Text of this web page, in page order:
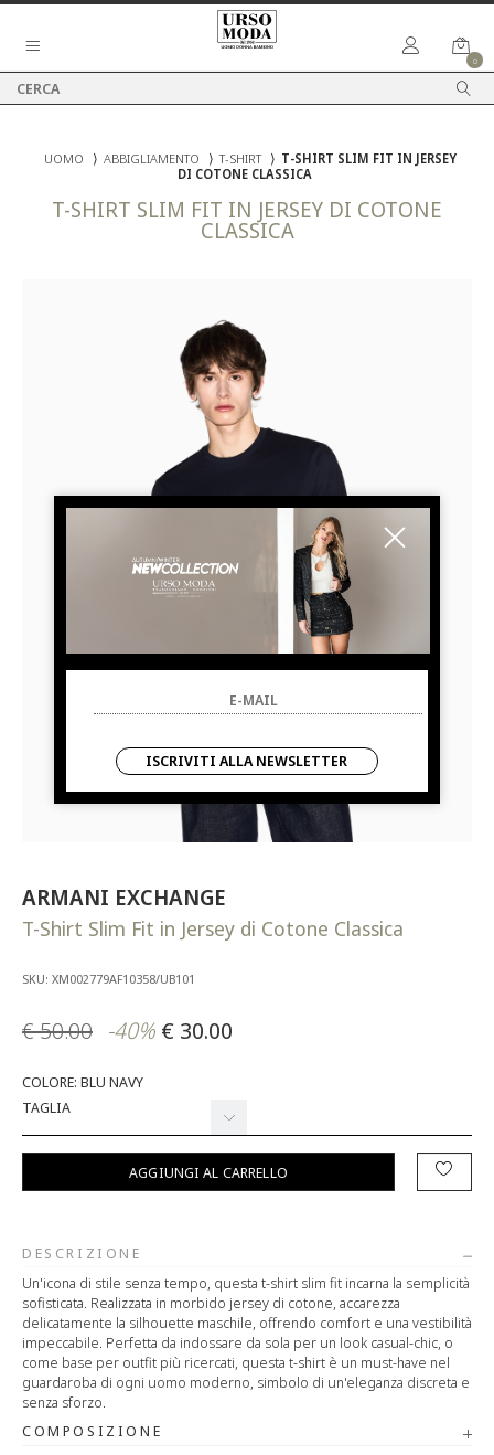
0
UOMO ⟩ ABBIGLIAMENTO ⟩ T-SHIRT ⟩ T-SHIRT SLIM FIT IN JERSEY
DI COTONE CLASSICA
T-SHIRT SLIM FIT IN JERSEY DI COTONE
CLASSICA
ARMANI EXCHANGE
T-Shirt Slim Fit in Jersey di Cotone Classica
SKU: XM002779AF10358/UB101
€ 50.00 -40% € 30.00
COLORE: BLU NAVY
TAGLIA
AGGIUNGI AL CARRELLO
DESCRIZIONE
Un'icona di stile senza tempo, questa t-shirt slim fit incarna la semplicità
sofisticata. Realizzata in morbido jersey di cotone, accarezza
delicatamente la silhouette maschile, offrendo comfort e una vestibilità
impeccabile. Perfetta da indossare da sola per un look casual-chic, o
come base per outfit più ricercati, questa t-shirt è un must-have nel
guardaroba di ogni uomo moderno, simbolo di un'eleganza discreta e
senza sforzo.
COMPOSIZIONE
ISCRIVITI ALLA NEWSLETTER